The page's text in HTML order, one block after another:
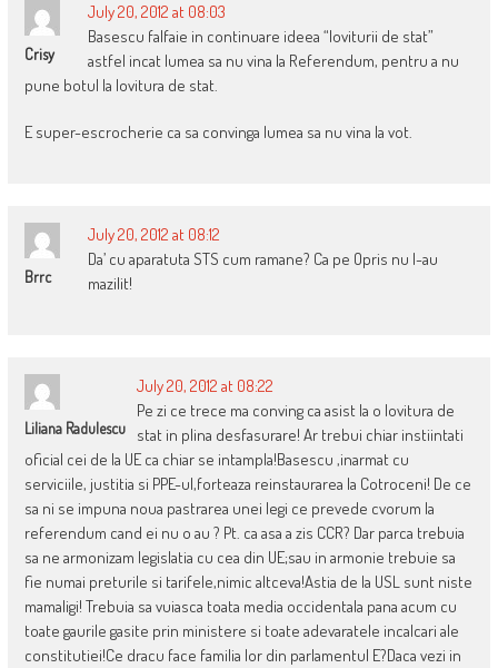
Crisy
July 20, 2012 at 08:03
Basescu falfaie in continuare ideea “loviturii de stat”
astfel incat lumea sa nu vina la Referendum, pentru a nu
pune botul la lovitura de stat.
E super-escrocherie ca sa convinga lumea sa nu vina la vot.
Brrc
July 20, 2012 at 08:12
Da’ cu aparatuta STS cum ramane? Ca pe Opris nu l-au
mazilit!
Liliana Radulescu
July 20, 2012 at 08:22
Pe zi ce trece ma conving ca asist la o lovitura de
stat in plina desfasurare! Ar trebui chiar instiintati
oficial cei de la UE ca chiar se intampla!Basescu ,inarmat cu
serviciile, justitia si PPE-ul,forteaza reinstaurarea la Cotroceni! De ce
sa ni se impuna noua pastrarea unei legi ce prevede cvorum la
referendum cand ei nu o au ? Pt. ca asa a zis CCR? Dar parca trebuia
sa ne armonizam legislatia cu cea din UE;sau in armonie trebuie sa
fie numai preturile si tarifele,nimic altceva!Astia de la USL sunt niste
mamaligi! Trebuia sa vuiasca toata media occidentala pana acum cu
toate gaurile gasite prin ministere si toate adevaratele incalcari ale
constitutiei!Ce dracu face familia lor din parlamentul E?Daca vezi in